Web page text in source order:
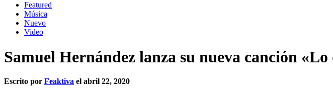
Featured
Música
Nuevo
Video
Samuel Hernández lanza su nueva canción «Lo
Escrito por Feaktiva el abril 22, 2020